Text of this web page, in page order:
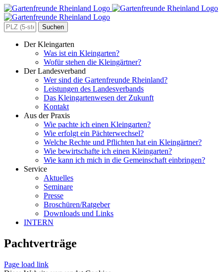
Zum
Inhalt
springen
Search
for:
Der Kleingarten
Was ist ein Kleingarten?
Wofür stehen die Kleingärtner?
Der Landesverband
Wer sind die Gartenfreunde Rheinland?
Leistungen des Landesverbands
Das Kleingartenwesen der Zukunft
Kontakt
Aus der Praxis
Wie pachte ich einen Kleingarten?
Wie erfolgt ein Pächterwechsel?
Welche Rechte und Pflichten hat ein Kleingärtner?
Wie bewirtschafte ich einen Kleingarten?
Wie kann ich mich in die Gemeinschaft einbringen?
Service
Aktuelles
Seminare
Presse
Broschüren/Ratgeber
Downloads und Links
INTERN
Pachtverträge
Page load link